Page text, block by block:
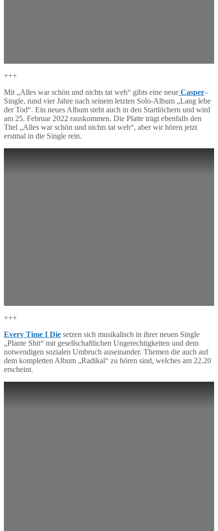
+++
Mit „Alles war schön und nichts tat weh“ gibts eine neue Casper–
Single, rund vier Jahre nach seinem letzten Solo-Album „Lang lebe
der Tod“. Ein neues Album steht auch in den Startlöchern und wird
am 25. Februar 2022 rauskommen. Die Platte trägt ebenfalls den
Titel „Alles war schön und nichts tat weh“, aber wir hören jetzt
erstmal in die Single rein.
+++
Every Time I Die setzen sich musikalisch in ihrer neuen Single
„Plante Shit“ mit gesellschaftlichen Ungerechtigkeiten und dem
notwendigen sozialen Umbruch auseinander. Themen die auch auf
dem kompletten Album „Radikal“ zu hören sind, welches am 22.20
erscheint.